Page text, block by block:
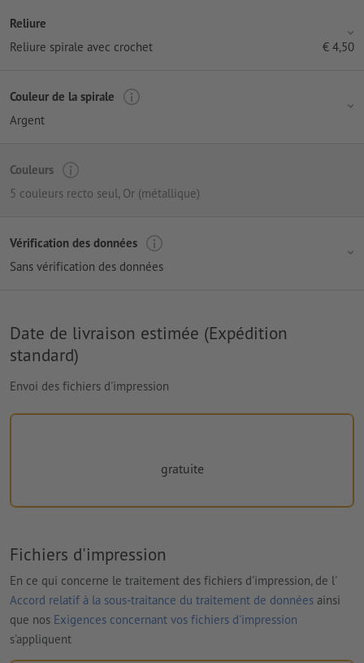
Reliure
Reliure spirale avec crochet
€ 4,50
Couleur de la spirale
Argent
Couleurs
5 couleurs recto seul, Or (métallique)
Vérification des données
Sans vérification des données
Date de livraison estimée (Expédition
standard)
Envoi des fichiers d'impression
gratuite
Fichiers d'impression
En ce qui concerne le traitement des fichiers d'impression, de l'
Accord relatif à la sous-traitance du traitement de données ainsi
que nos Exigences concernant vos fichiers d'impression
s'appliquent